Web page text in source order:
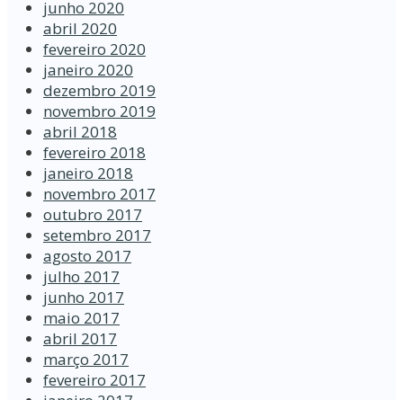
junho 2020
abril 2020
fevereiro 2020
janeiro 2020
dezembro 2019
novembro 2019
abril 2018
fevereiro 2018
janeiro 2018
novembro 2017
outubro 2017
setembro 2017
agosto 2017
julho 2017
junho 2017
maio 2017
abril 2017
março 2017
fevereiro 2017